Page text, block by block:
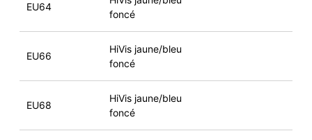
EU64
foncé
EU66
HiVis jaune/bleu
foncé
EU68
HiVis jaune/bleu
foncé